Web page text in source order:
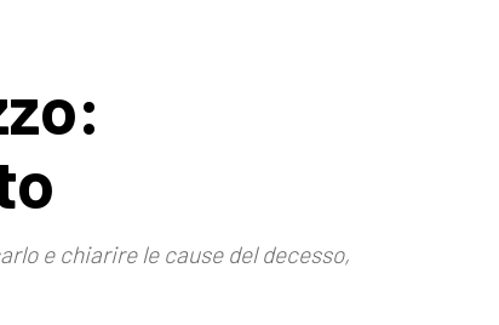
e chiarire le cause del decesso,